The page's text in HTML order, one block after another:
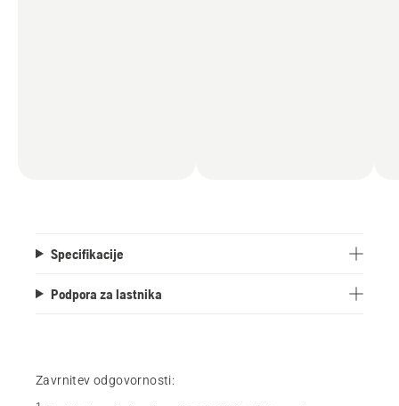
Specifikacije
Podpora za lastnika
Zavrnitev odgovornosti: